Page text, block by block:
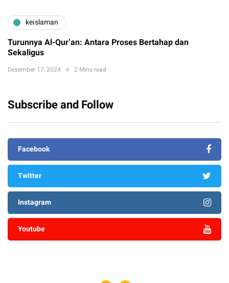
keislaman
Turunnya Al-Qur’an: Antara Proses Bertahap dan
Sekaligus
Desember 17, 2024 2 Mins read
Subscribe and Follow
Facebook
Twitter
Instagram
Youtube